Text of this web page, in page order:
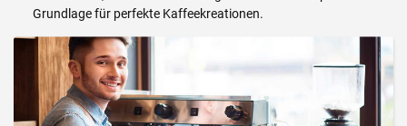
Grundlage für perfekte Kaffeekreationen.